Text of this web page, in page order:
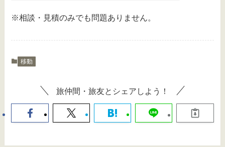
※相談・見積のみでも問題ありません。
移動
旅仲間・旅友とシェアしよう！